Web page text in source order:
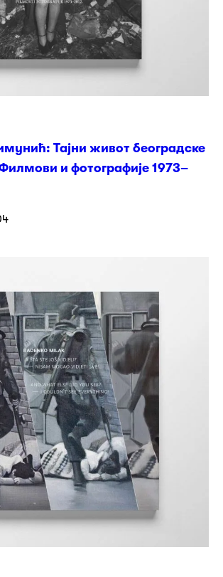
Тајни живот београдске
и фотографије 1973–